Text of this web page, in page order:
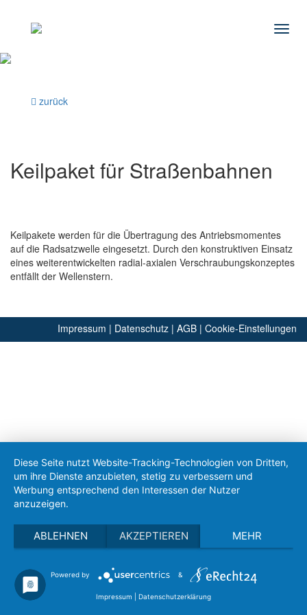
zurück
Keilpaket für Straßenbahnen
Keilpakete werden für die Übertragung des Antriebsmomentes
auf die Radsatzwelle eingesetzt. Durch den konstruktiven Einsatz
eines weiterentwickelten radial-axialen Verschraubungskonzeptes
entfällt der Wellenstern.
Impressum | Datenschutz | AGB | Cookie-Einstellungen
Diese Seite nutzt Website-Tracking-Technologien von Dritten,
um ihre Dienste anzubieten, stetig zu verbessern und
Werbung entsprechend den Interessen der Nutzer
anzuzeigen.
ABLEHNEN AKZEPTIEREN MEHR
Powered by &
Impressum Datenschutzerklärung